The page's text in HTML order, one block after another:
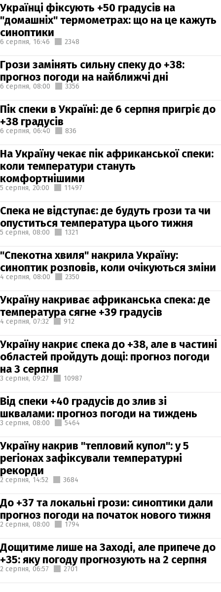
Українці фіксують +50 градусів на
"домашніх" термометрах: що на це кажуть
синоптики
6 серпня, 16:46 2348
Грози замінять сильну спеку до +38:
прогноз погоди на найближчі дні
6 серпня, 08:00 3356
Пік спеки в Україні: де 6 серпня пригріє до
+38 градусів
6 серпня, 06:40 836
На Україну чекає пік африканської спеки:
коли температури стануть
комфортнішими
5 серпня, 20:00 11497
Спека не відступає: де будуть грози та чи
опуститься температура цього тижня
5 серпня, 08:00 1321
"Спекотна хвиля" накрила Україну:
синоптик розповів, коли очікуються зміни
4 серпня, 08:00 2350
Україну накриває африканська спека: де
температура сягне +39 градусів
4 серпня, 07:32 912
Україну накриє спека до +38, але в частині
областей пройдуть дощі: прогноз погоди
на 3 серпня
3 серпня, 09:27 10987
Від спеки +40 градусів до злив зі
шквалами: прогноз погоди на тиждень
3 серпня, 08:00 5464
Україну накрив "тепловий купол": у 5
регіонах зафіксували температурні
рекорди
2 серпня, 14:52 3684
До +37 та локальні грози: синоптики дали
прогноз погоди на початок нового тижня
2 серпня, 08:00 1794
Дощитиме лише на Заході, але припече до
+35: яку погоду прогнозують на 2 серпня
2 серпня, 06:57 2701